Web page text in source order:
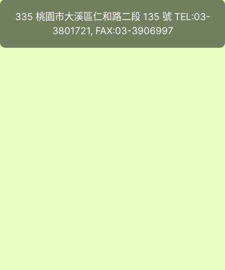
335 桃園市大溪區仁和路二段 135 號 TEL:03-
3801721, FAX:03-3906997